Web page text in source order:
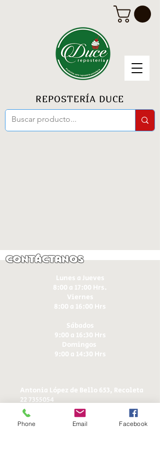
REPOSTERÍA DUCE
Contáctanos
Lunes a Jueves
8:00 a 17:00 Hrs.
Viernes
8:00 a 16:00 Hrs​
Sábados
9:00 a 16:30 Hrs
Domingos
9:00 a 14:30 Hrs
Antonia López de Bello 653, Recoleta
22 7355054
22 7375725
+56 9 75224598
ducereposteria@gmail.com
Phone Email Facebook